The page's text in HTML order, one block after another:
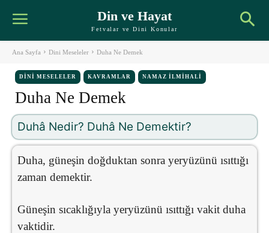
Din ve Hayat
Fetvalar ve Dini Konular
Ana Sayfa Dini Meseleler Duha Ne Demek
DINI MESELELER KAVRAMLAR NAMAZ İLMIHALI
Duha Ne Demek
Duhâ Nedir? Duhâ Ne Demektir?
Duha, güneşin doğduktan sonra yeryüzünü ısıttığı
zaman demektir.
Güneşin sıcaklığıyla yeryüzünü ısıttığı vakit duha
vaktidir.